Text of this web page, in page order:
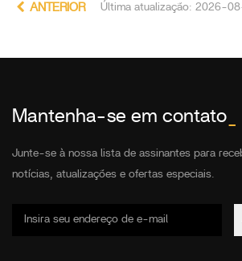
Última atualização: 2026-
ANTERIOR
Mantenha-se em contato
Junte-se à nossa lista de assinantes para
notícias, atualizações e ofertas especiais.